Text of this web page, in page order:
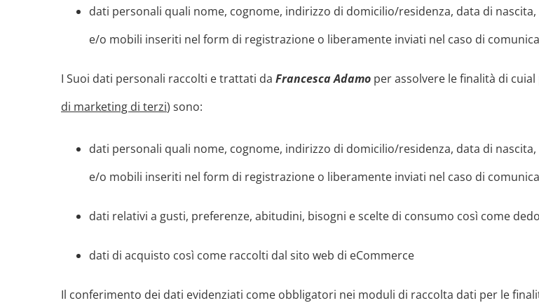
dati personali quali nome, cognome, indirizzo di domicilio/residenza, data di
e/o mobili inseriti nel form di registrazione o liberamente inviati nel caso di
I Suoi dati personali raccolti e trattati da Francesca Adamo per assolvere le finalità di
di marketing di terzi) sono:
dati personali quali nome, cognome, indirizzo di domicilio/residenza, data di
e/o mobili inseriti nel form di registrazione o liberamente inviati nel caso di
dati relativi a gusti, preferenze, abitudini, bisogni e scelte di consumo così come
dati di acquisto così come raccolti dal sito web di eCommerce
Il conferimento dei dati evidenziati come obbligatori nei moduli di raccolta dati per le